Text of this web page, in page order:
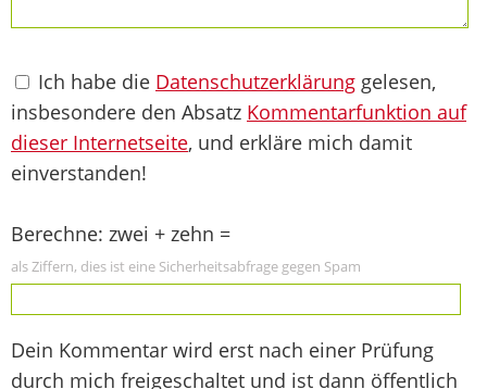
Ich habe die Datenschutzerklärung gelesen,
insbesondere den Absatz Kommentarfunktion auf
dieser Internetseite, und erkläre mich damit
einverstanden!
Berechne: zwei + zehn =
als Ziffern, dies ist eine Sicherheitsabfrage gegen Spam
Dein Kommentar wird erst nach einer Prüfung
durch mich freigeschaltet und ist dann öffentlich